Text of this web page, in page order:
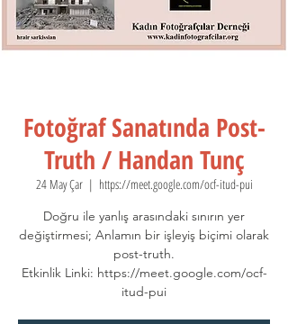
Fotoğraf Sanatında Post-
Truth / Handan Tunç
24 May Çar
  |
https://meet.google.com/ocf-itud-pui
Doğru ile yanlış arasındaki sınırın yer
değiştirmesi; Anlamın bir işleyiş biçimi olarak
post-truth.
Etkinlik Linki: https://meet.google.com/ocf-
itud-pui